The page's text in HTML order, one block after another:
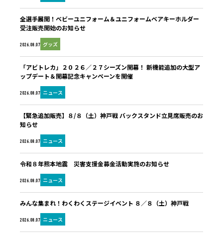
2026.08.07 グッズ
全選手展開！ベビーユニフォーム＆ユニフォームベアキーホルダー
受注販売開始のお知らせ
2026.08.07 ニュース
「アビトレカ」２０２６／２７シーズン開幕！ 新機能追加の大型ア
ップデート＆開幕記念キャンペーンを開催
2026.08.07 ニュース
【緊急追加販売】８/８（土）神戸戦 バックスタンド立見席販売のお
知らせ
2026.08.07 ニュース
令和８年熊本地震 災害支援金募金活動実施のお知らせ
2026.08.07 ニュース
みんな集まれ！わくわくステージイベント ８／８（土）神戸戦